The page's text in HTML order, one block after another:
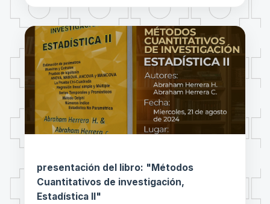
presentación del libro: "Métodos
Cuantitativos de investigación,
Estadística II"